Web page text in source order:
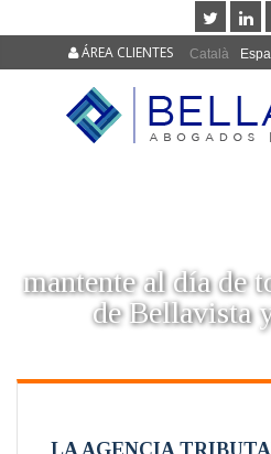
Català
ÁREA CLIENTES
mantente al día de
de Bellavista
LA AGENCIA